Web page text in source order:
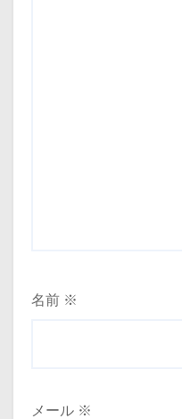
名前 ※
メール ※